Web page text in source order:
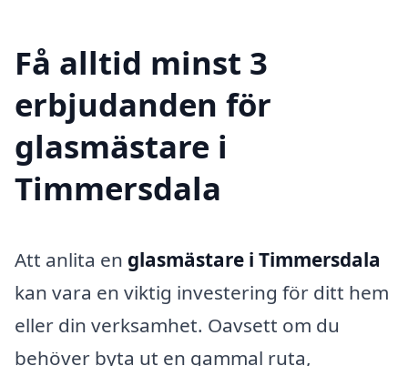
Få alltid minst 3
erbjudanden för
glasmästare i
Timmersdala
Att anlita en glasmästare i Timmersdala
kan vara en viktig investering för ditt hem
eller din verksamhet. Oavsett om du
behöver byta ut en gammal ruta,